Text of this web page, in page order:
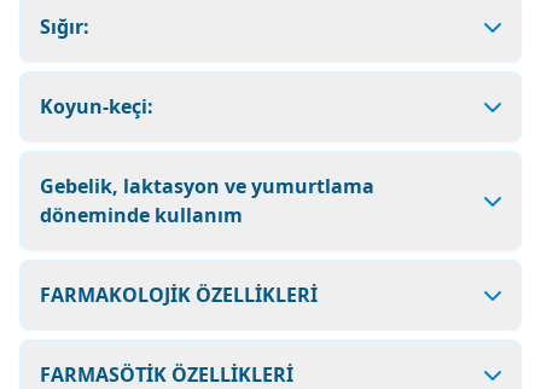
Sığır:
Koyun-keçi:
Gebelik, laktasyon ve yumurtlama
döneminde kullanım
FARMAKOLOJİK ÖZELLİKLERİ
FARMASÖTİK ÖZELLİKLERİ